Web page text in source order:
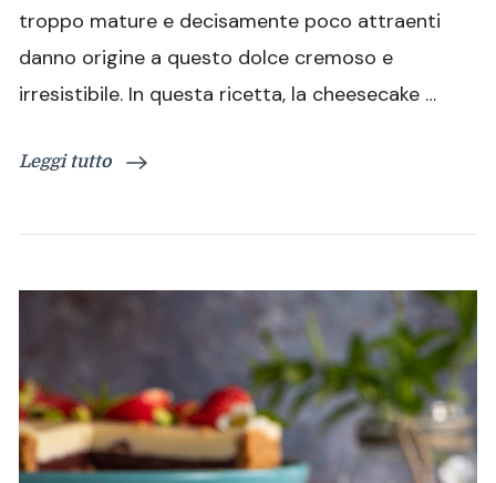
cottura
troppo mature e decisamente poco attraenti
danno origine a questo dolce cremoso e
irresistibile. In questa ricetta, la cheesecake …
Leggi tutto